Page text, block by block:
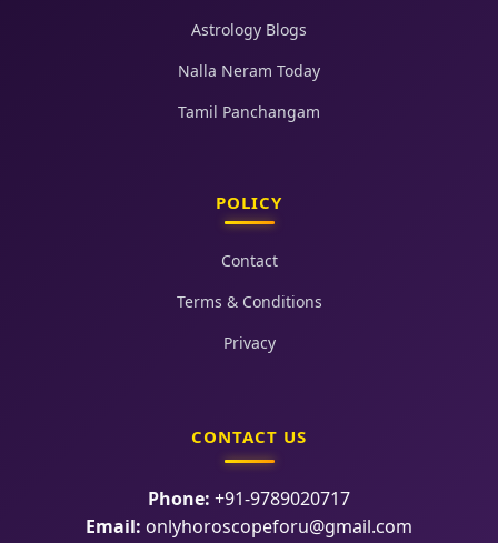
Astrology Blogs
Nalla Neram Today
Tamil Panchangam
POLICY
Contact
Terms & Conditions
Privacy
CONTACT US
Phone: +91-9789020717
Email: onlyhoroscopeforu@gmail.com